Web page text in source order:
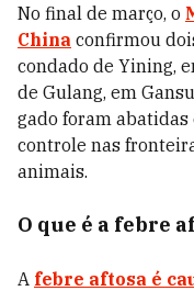
No final de março, o
China confirmou
condado de Yining,
de Gulang, em
gado foram abatidas
controle nas
animais.
O que é a febre
A febre aftosa é